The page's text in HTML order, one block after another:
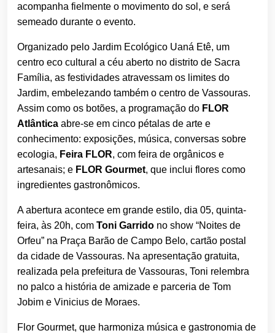
acompanha fielmente o movimento do sol, e será
semeado durante o evento.
Organizado pelo Jardim Ecológico Uaná Etê, um
centro eco cultural a céu aberto no distrito de Sacra
Família, as festividades atravessam os limites do
Jardim, embelezando também o centro de Vassouras.
Assim como os botões, a programação do FLOR
Atlântica abre-se em cinco pétalas de arte e
conhecimento: exposições, música, conversas sobre
ecologia, Feira FLOR, com feira de orgânicos e
artesanais; e FLOR Gourmet, que inclui flores como
ingredientes gastronômicos.
A abertura acontece em grande estilo, dia 05, quinta-
feira, às 20h, com Toni Garrido no show “Noites de
Orfeu” na Praça Barão de Campo Belo, cartão postal
da cidade de Vassouras. Na apresentação gratuita,
realizada pela prefeitura de Vassouras, Toni relembra
no palco a história de amizade e parceria de Tom
Jobim e Vinicius de Moraes.
Flor Gourmet, que harmoniza música e gastronomia de